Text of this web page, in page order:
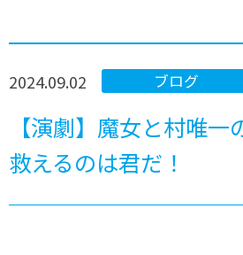
ブログ
2024.09.02
【演劇】魔女と村唯一
救えるのは君だ！